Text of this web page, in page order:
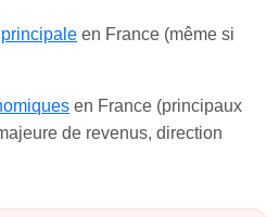
en France (même si
en France (principaux
de revenus, direction